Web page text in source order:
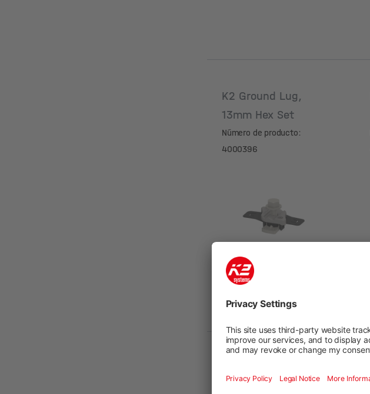
K2 Ground Lug,
13mm Hex Set
Número de producto:
4000396
Clip, Set